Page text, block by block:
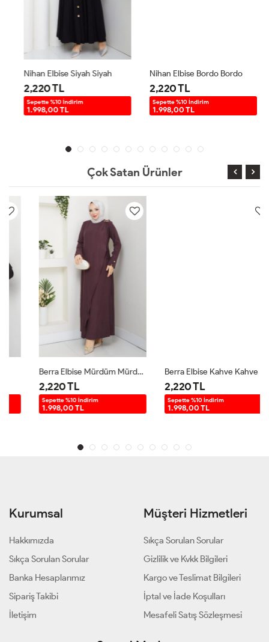
Nihan Elbise Siyah Siyah
2,220 TL
Sepette %10 İndirim
1.998,00 TL
Nihan Elbise Bordo Bordo
2,220 TL
Sepette %10 İndirim
1.998,00 TL
Çok Satan Ürünler
Berra Elbise Mürdüm Mürdüm
2,220 TL
Sepette %10 İndirim
1.998,00 TL
Berra Elbise Kahve Kahve
2,220 TL
Sepette %10 İndirim
1.998,00 TL
Kurumsal
Hakkımızda
Sıkça Sorulan Sorular
Banka Hesaplarımız
Sipariş Takibi
İletişim
Müşteri Hizmetleri
Sıkça Sorulan Sorular
Gizlilik ve Kvkk Bilgileri
Kargo ve Teslimat Bilgileri
İptal ve İade Koşulları
Mesafeli Satış Sözleşmesi